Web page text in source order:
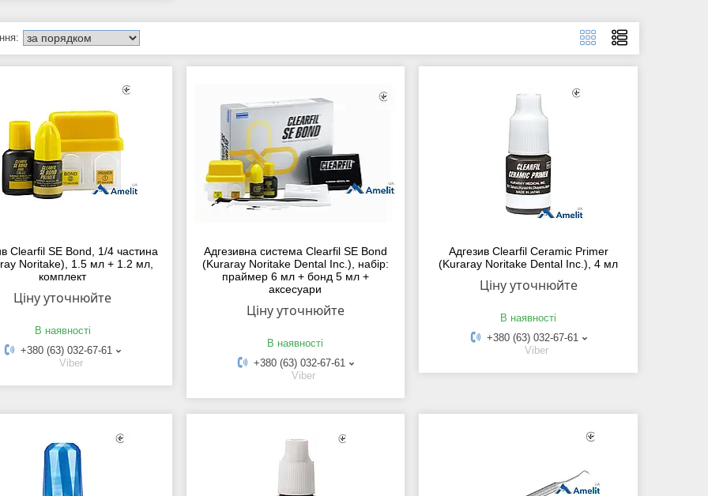
Clearfil SE Bond, 1/4 частина
Noritake), 1.5 мл + 1.2 мл,
комплект
Ціну уточнюйте
В наявності
+380 (63) 032-67-61
Viber
Адгезивна система Clearfil SE Bond
(Kuraray Noritake Dental Inc.), набір:
праймер 6 мл + бонд 5 мл +
аксесуари
Ціну уточнюйте
В наявності
+380 (63) 032-67-61
Viber
Адгезив Clearfil Ceramic Primer
(Kuraray Noritake Dental Inc.), 4 мл
Ціну уточнюйте
В наявності
+380 (63) 032-67-61
Viber